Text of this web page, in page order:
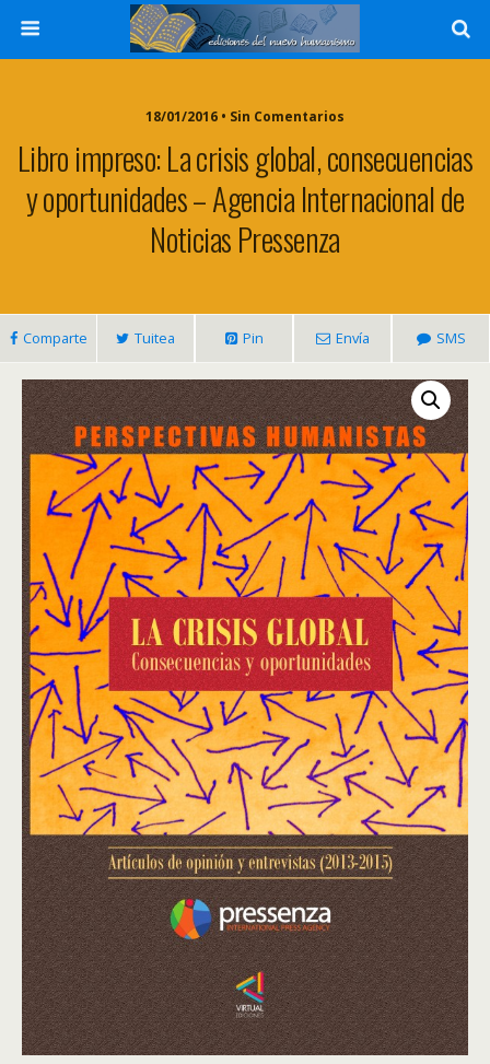
18/01/2016 • Sin Comentarios
Libro impreso: La crisis global, consecuencias
y oportunidades – Agencia Internacional de
Noticias Pressenza
Comparte Tuitea Pin Envía SMS